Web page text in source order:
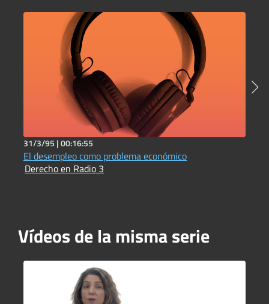
31/3/95 |00:16:55
El desempleo como problema económico
Derecho en Radio 3
Vídeos de la misma serie